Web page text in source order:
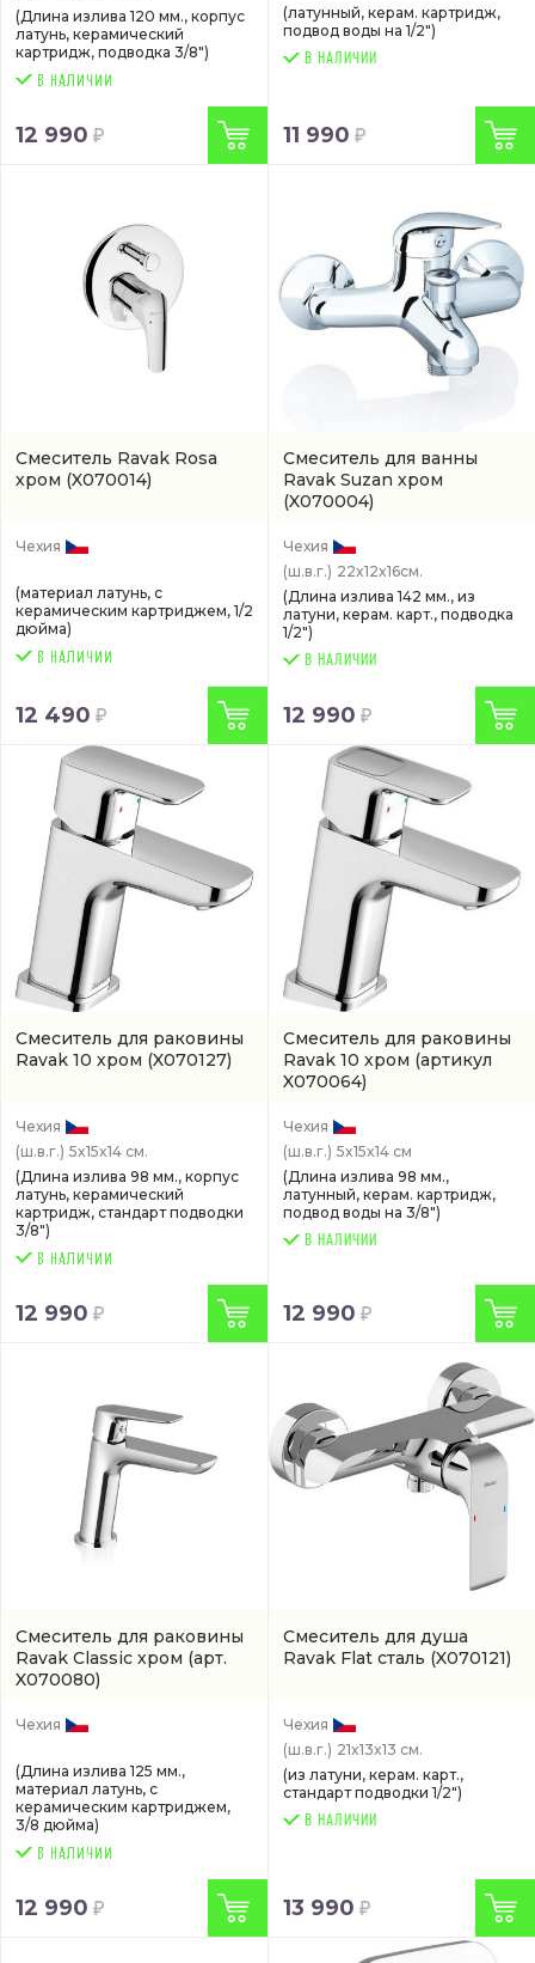
(Длина излива 120 мм., корпус
латунь, керамический
картридж, подводка 3/8")
12 990
(латунный, керам. картридж,
подвод воды на 1/2")
В НАЛИЧИИ
11 990
Смеситель Ravak Rosa
хром (X070014)
Чехия
(материал латунь, с
керамическим картриджем, 1/2
дюйма)
12 490
Смеситель для ванны
Ravak Suzan хром
(X070004)
Чехия
(ш.в.г.) 22x12x16см.
(Длина излива 142 мм., из
латуни, керам. карт., подводка
1/2")
В НАЛИЧИИ
12 990
Смеситель для раковины
Ravak 10 хром (X070127)
Чехия
(ш.в.г.) 5x15x14 см.
(Длина излива 98 мм., корпус
латунь, керамический
картридж, стандарт подводки
3/8")
12 990
Смеситель для раковины
Ravak 10 хром (артикул
X070064)
Чехия
(ш.в.г.) 5x15x14 см
(Длина излива 98 мм.,
латунный, керам. картридж,
подвод воды на 3/8")
В НАЛИЧИИ
12 990
Смеситель для раковины
Ravak Classic хром (арт.
X070080)
Чехия
(Длина излива 125 мм.,
материал латунь, с
керамическим картриджем,
3/8 дюйма)
12 990
Смеситель для душа
Ravak Flat сталь (X070121)
Чехия
(ш.в.г.) 21x13x13 см.
(из латуни, керам. карт.,
стандарт подводки 1/2")
В НАЛИЧИИ
13 990